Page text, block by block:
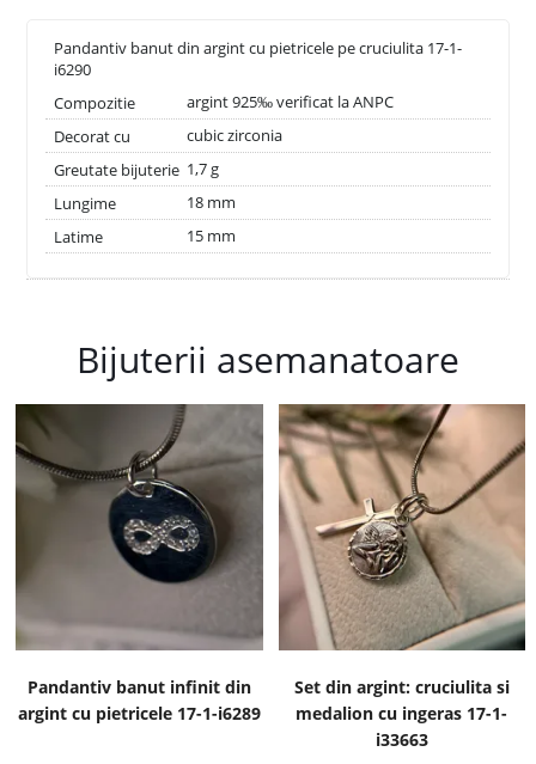
Pandantiv banut din argint cu pietricele pe cruciulita 17-1-
i6290
Compozitie
argint 925‰ verificat la ANPC
Decorat cu
cubic zirconia
Greutate bijuterie 1,7 g
Lungime
18 mm
Latime
15 mm
Bijuterii asemanatoare
Pandantiv banut infinit din
argint cu pietricele 17-1-i6289
Set din argint: cruciulita si
medalion cu ingeras 17-1-
i33663